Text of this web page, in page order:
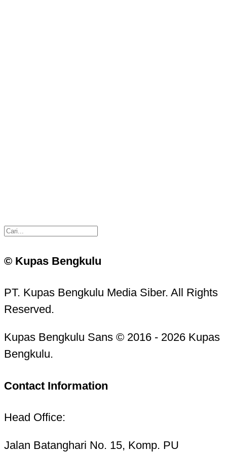
© Kupas Bengkulu
PT. Kupas Bengkulu Media Siber. All Rights
Reserved.
Kupas Bengkulu Sans © 2016 - 2026 Kupas
Bengkulu.
Contact Information
Head Office:
Jalan Batanghari No. 15, Komp. PU